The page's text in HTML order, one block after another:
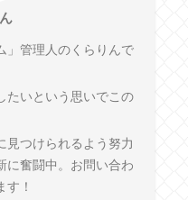
」管理人のくらりんで
たいという思いでこの
見つけられるよう努力
に奮闘中。お問い合わ
す！